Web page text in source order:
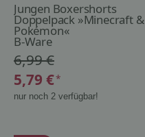
Jungen Boxershorts
Doppelpack »Minecraft &
Pokémon«
B-Ware
6,99 €
5,79 €*
nur noch 2 verfügbar!